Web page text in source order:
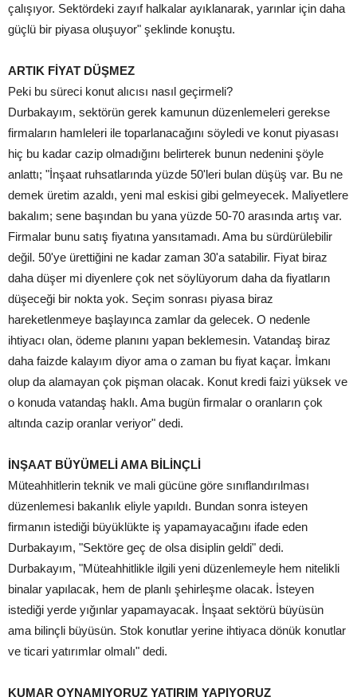
çalışıyor. Sektördeki zayıf halkalar ayıklanarak, yarınlar için daha
güçlü bir piyasa oluşuyor" şeklinde konuştu.
ARTIK FİYAT DÜŞMEZ
Peki bu süreci konut alıcısı nasıl geçirmeli?
Durbakayım, sektörün gerek kamunun düzenlemeleri gerekse
firmaların hamleleri ile toparlanacağını söyledi ve konut piyasası
hiç bu kadar cazip olmadığını belirterek bunun nedenini şöyle
anlattı; "İnşaat ruhsatlarında yüzde 50'leri bulan düşüş var. Bu ne
demek üretim azaldı, yeni mal eskisi gibi gelmeyecek. Maliyetlere
bakalım; sene başından bu yana yüzde 50-70 arasında artış var.
Firmalar bunu satış fiyatına yansıtamadı. Ama bu sürdürülebilir
değil. 50'ye ürettiğini ne kadar zaman 30'a satabilir. Fiyat biraz
daha düşer mi diyenlere çok net söylüyorum daha da fiyatların
düşeceği bir nokta yok. Seçim sonrası piyasa biraz
hareketlenmeye başlayınca zamlar da gelecek. O nedenle
ihtiyacı olan, ödeme planını yapan beklemesin. Vatandaş biraz
daha faizde kalayım diyor ama o zaman bu fiyat kaçar. İmkanı
olup da alamayan çok pişman olacak. Konut kredi faizi yüksek ve
o konuda vatandaş haklı. Ama bugün firmalar o oranların çok
altında cazip oranlar veriyor" dedi.
İNŞAAT BÜYÜMELİ AMA BİLİNÇLİ
Müteahhitlerin teknik ve mali gücüne göre sınıflandırılması
düzenlemesi bakanlık eliyle yapıldı. Bundan sonra isteyen
firmanın istediği büyüklükte iş yapamayacağını ifade eden
Durbakayım, "Sektöre geç de olsa disiplin geldi" dedi.
Durbakayım, "Müteahhitlikle ilgili yeni düzenlemeyle hem nitelikli
binalar yapılacak, hem de planlı şehirleşme olacak. İsteyen
istediği yerde yığınlar yapamayacak. İnşaat sektörü büyüsün
ama bilinçli büyüsün. Stok konutlar yerine ihtiyaca dönük konutlar
ve ticari yatırımlar olmalı" dedi.
KUMAR OYNAMIYORUZ YATIRIM YAPIYORUZ